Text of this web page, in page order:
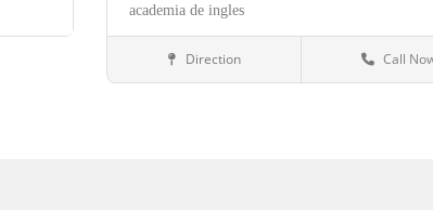
academia de ingles
AcademiasDirection Call